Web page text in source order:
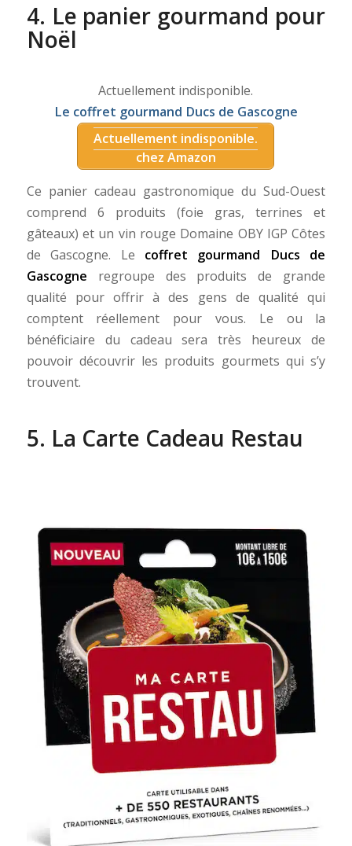
4. Le panier gourmand pour
Noël
Actuellement indisponible.
Le coffret gourmand Ducs de Gascogne
Actuellement indisponible.
chez Amazon
Ce panier cadeau gastronomique du Sud-Ouest
comprend 6 produits (foie gras, terrines et
gâteaux) et un vin rouge Domaine OBY IGP Côtes
de Gascogne. Le coffret gourmand Ducs de
Gascogne regroupe des produits de grande
qualité pour offrir à des gens de qualité qui
comptent réellement pour vous. Le ou la
bénéficiaire du cadeau sera très heureux de
pouvoir découvrir les produits gourmets qui s’y
trouvent.
5. La Carte Cadeau Restau